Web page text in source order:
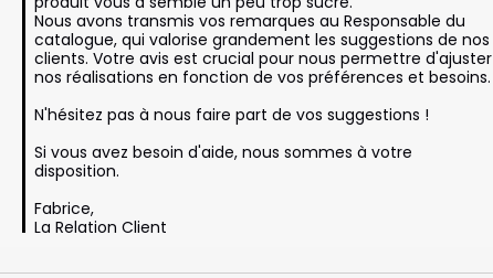
Nous avons transmis vos remarques au Responsable du
catalogue, qui valorise grandement les suggestions de nos
clients. Votre avis est crucial pour nous permettre d'ajuster
nos réalisations en fonction de vos préférences et besoins.
N'hésitez pas à nous faire part de vos suggestions !
Si vous avez besoin d'aide, nous sommes à votre
disposition.
Fabrice,
La Relation Client